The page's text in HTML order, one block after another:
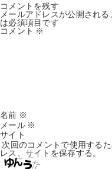
コメントを残す
メールアドレスが公開される
は必須項目です
コメント ※
名前 ※
メール ※
サイト
次回のコメントで使用する
レス、サイトを保存する。